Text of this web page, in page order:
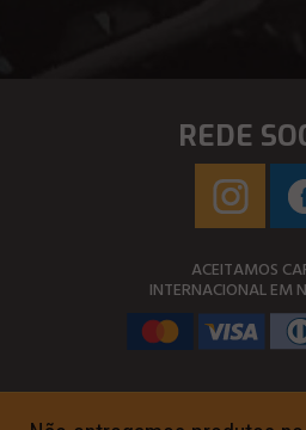
REDE
ACEITAMOS
INTERNACIONAL EM